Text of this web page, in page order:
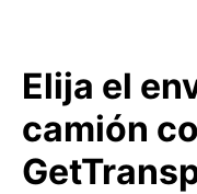
Elija el
camión